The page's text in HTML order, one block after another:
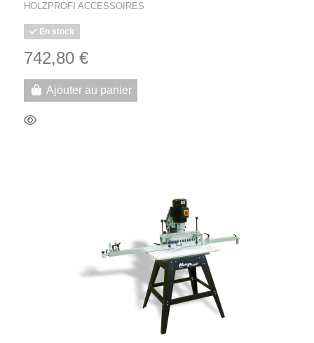
HOLZPROFI ACCESSOIRES
En stock
742,80 €
Ajouter au panier